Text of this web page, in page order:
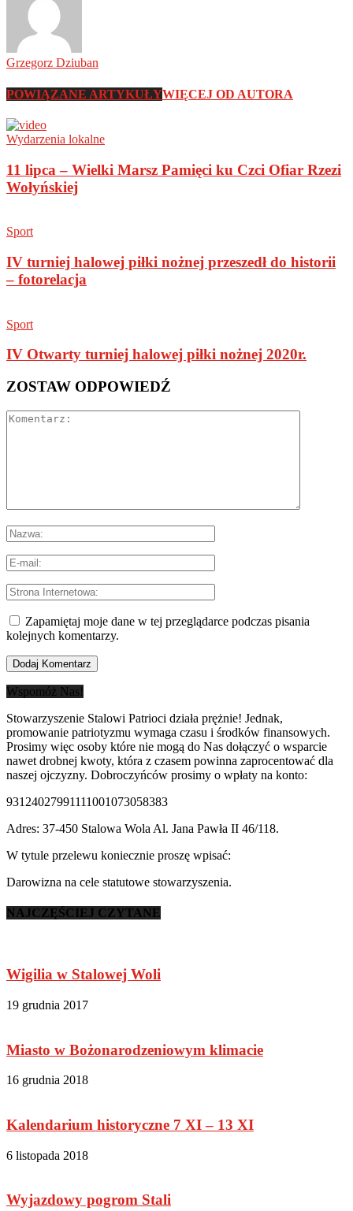
Grzegorz Dziuban
POWIĄZANE ARTYKUŁYWIĘCEJ OD AUTORA
Wydarzenia lokalne
11 lipca – Wielki Marsz Pamięci ku Czci Ofiar Rzezi
Wołyńskiej
Sport
IV turniej halowej piłki nożnej przeszedł do historii
– fotorelacja
Sport
IV Otwarty turniej halowej piłki nożnej 2020r.
ZOSTAW ODPOWIEDŹ
Zapamiętaj moje dane w tej przeglądarce podczas pisania
kolejnych komentarzy.
Wspomóż Nas!
Stowarzyszenie Stalowi Patrioci działa prężnie! Jednak,
promowanie patriotyzmu wymaga czasu i środków finansowych.
Prosimy więc osoby które nie mogą do Nas dołączyć o wsparcie
nawet drobnej kwoty, która z czasem powinna zaprocentować dla
naszej ojczyzny. Dobroczyńców prosimy o wpłaty na konto:
93124027991111001073058383
Adres: 37-450 Stalowa Wola Al. Jana Pawła II 46/118.
W tytule przelewu koniecznie proszę wpisać:
Darowizna na cele statutowe stowarzyszenia.
NAJCZĘŚCIEJ CZYTANE
Wigilia w Stalowej Woli
19 grudnia 2017
Miasto w Bożonarodzeniowym klimacie
16 grudnia 2018
Kalendarium historyczne 7 XI – 13 XI
6 listopada 2018
Wyjazdowy pogrom Stali